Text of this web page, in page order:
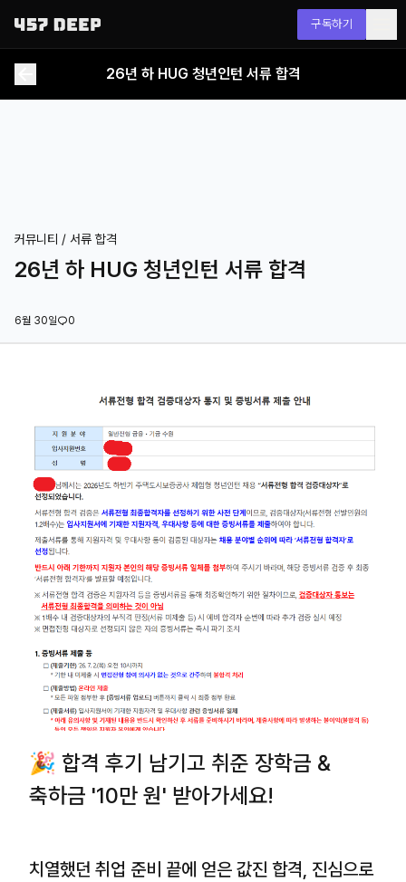
구독하기
26년 하 HUG 청년인턴 서류 합격
커뮤니티 / 서류 합격
26년 하 HUG 청년인턴 서류 합격
6월 30일 0
🎉 합격 후기 남기고 취준 장학금 &
축하금 '10만 원' 받아가세요!
치열했던 취업 준비 끝에 얻은 값진 합격, 진심으로